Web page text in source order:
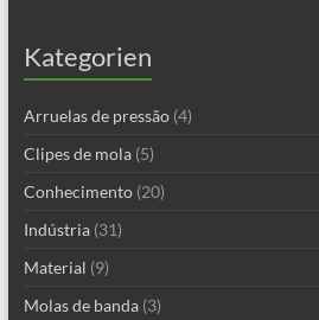
Kategorien
Arruelas de pressão(4)
Clipes de mola(5)
Conhecimento(20)
Indústria(31)
Material (9)
Molas de banda(3)